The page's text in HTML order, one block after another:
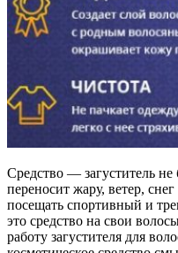
Средство — загуститель
переносит жару, ветер,
посещать спортивный и
это средство на свои
работу загустителя для